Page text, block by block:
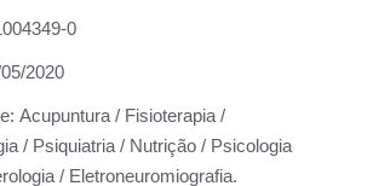
0
2020
Acupuntura / Fisioterapia /
/ Psiquiatria / Nutrição / Psicologia
/ Eletroneuromiografia.